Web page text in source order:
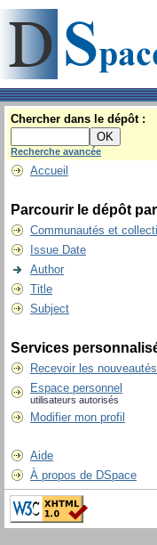
Chercher dans le dépôt :
Recherche avancée
Accueil
Parcourir le dépôt
Communautés et
Issue Date
Author
Title
Subject
Services
Recevoir les nouveautés
Espace personnel
utilisateurs autorisés
Modifier mon profil
Aide
À propos de DSpace